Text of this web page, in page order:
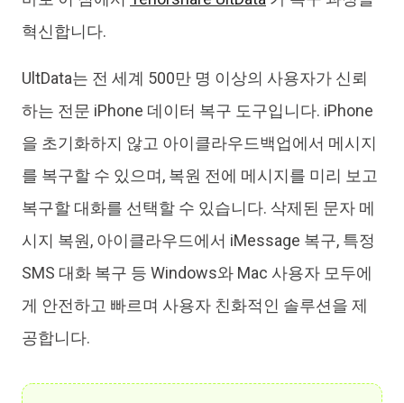
혁신합니다.
UltData는 전 세계 500만 명 이상의 사용자가 신뢰
하는 전문 iPhone 데이터 복구 도구입니다. iPhone
을 초기화하지 않고 아이클라우드백업에서 메시지
를 복구할 수 있으며, 복원 전에 메시지를 미리 보고
복구할 대화를 선택할 수 있습니다. 삭제된 문자 메
시지 복원, 아이클라우드에서 iMessage 복구, 특정
SMS 대화 복구 등 Windows와 Mac 사용자 모두에
게 안전하고 빠르며 사용자 친화적인 솔루션을 제
공합니다.